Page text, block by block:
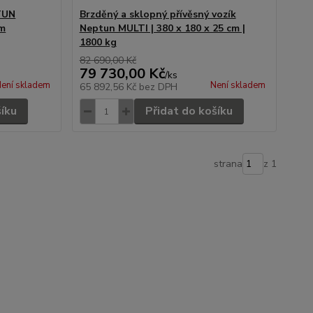
skladem
Brzděný a sklopný přívěsný vozík
Neptun MULTI | 380 x 180 x 25 cm |
1800 kg
82 690,00 Kč
79 730,00 Kč/ks
65 892,56 Kč bez DPH Není skladem
Přidat do košíku
strana z 1